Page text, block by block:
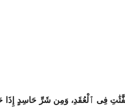
فِى ٱلْعُقَدِ، وَمِن شَرِّ حَاسِدٍ إِذَا